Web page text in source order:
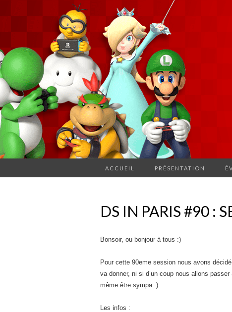
ACCUEIL PRÉSENTATION
DS IN PARIS #90 :
Bonsoir, ou bonjour à tous :)
Pour cette 90eme session nous avons
va donner, ni si d’un coup nous allons
même être sympa :)
Les infos :